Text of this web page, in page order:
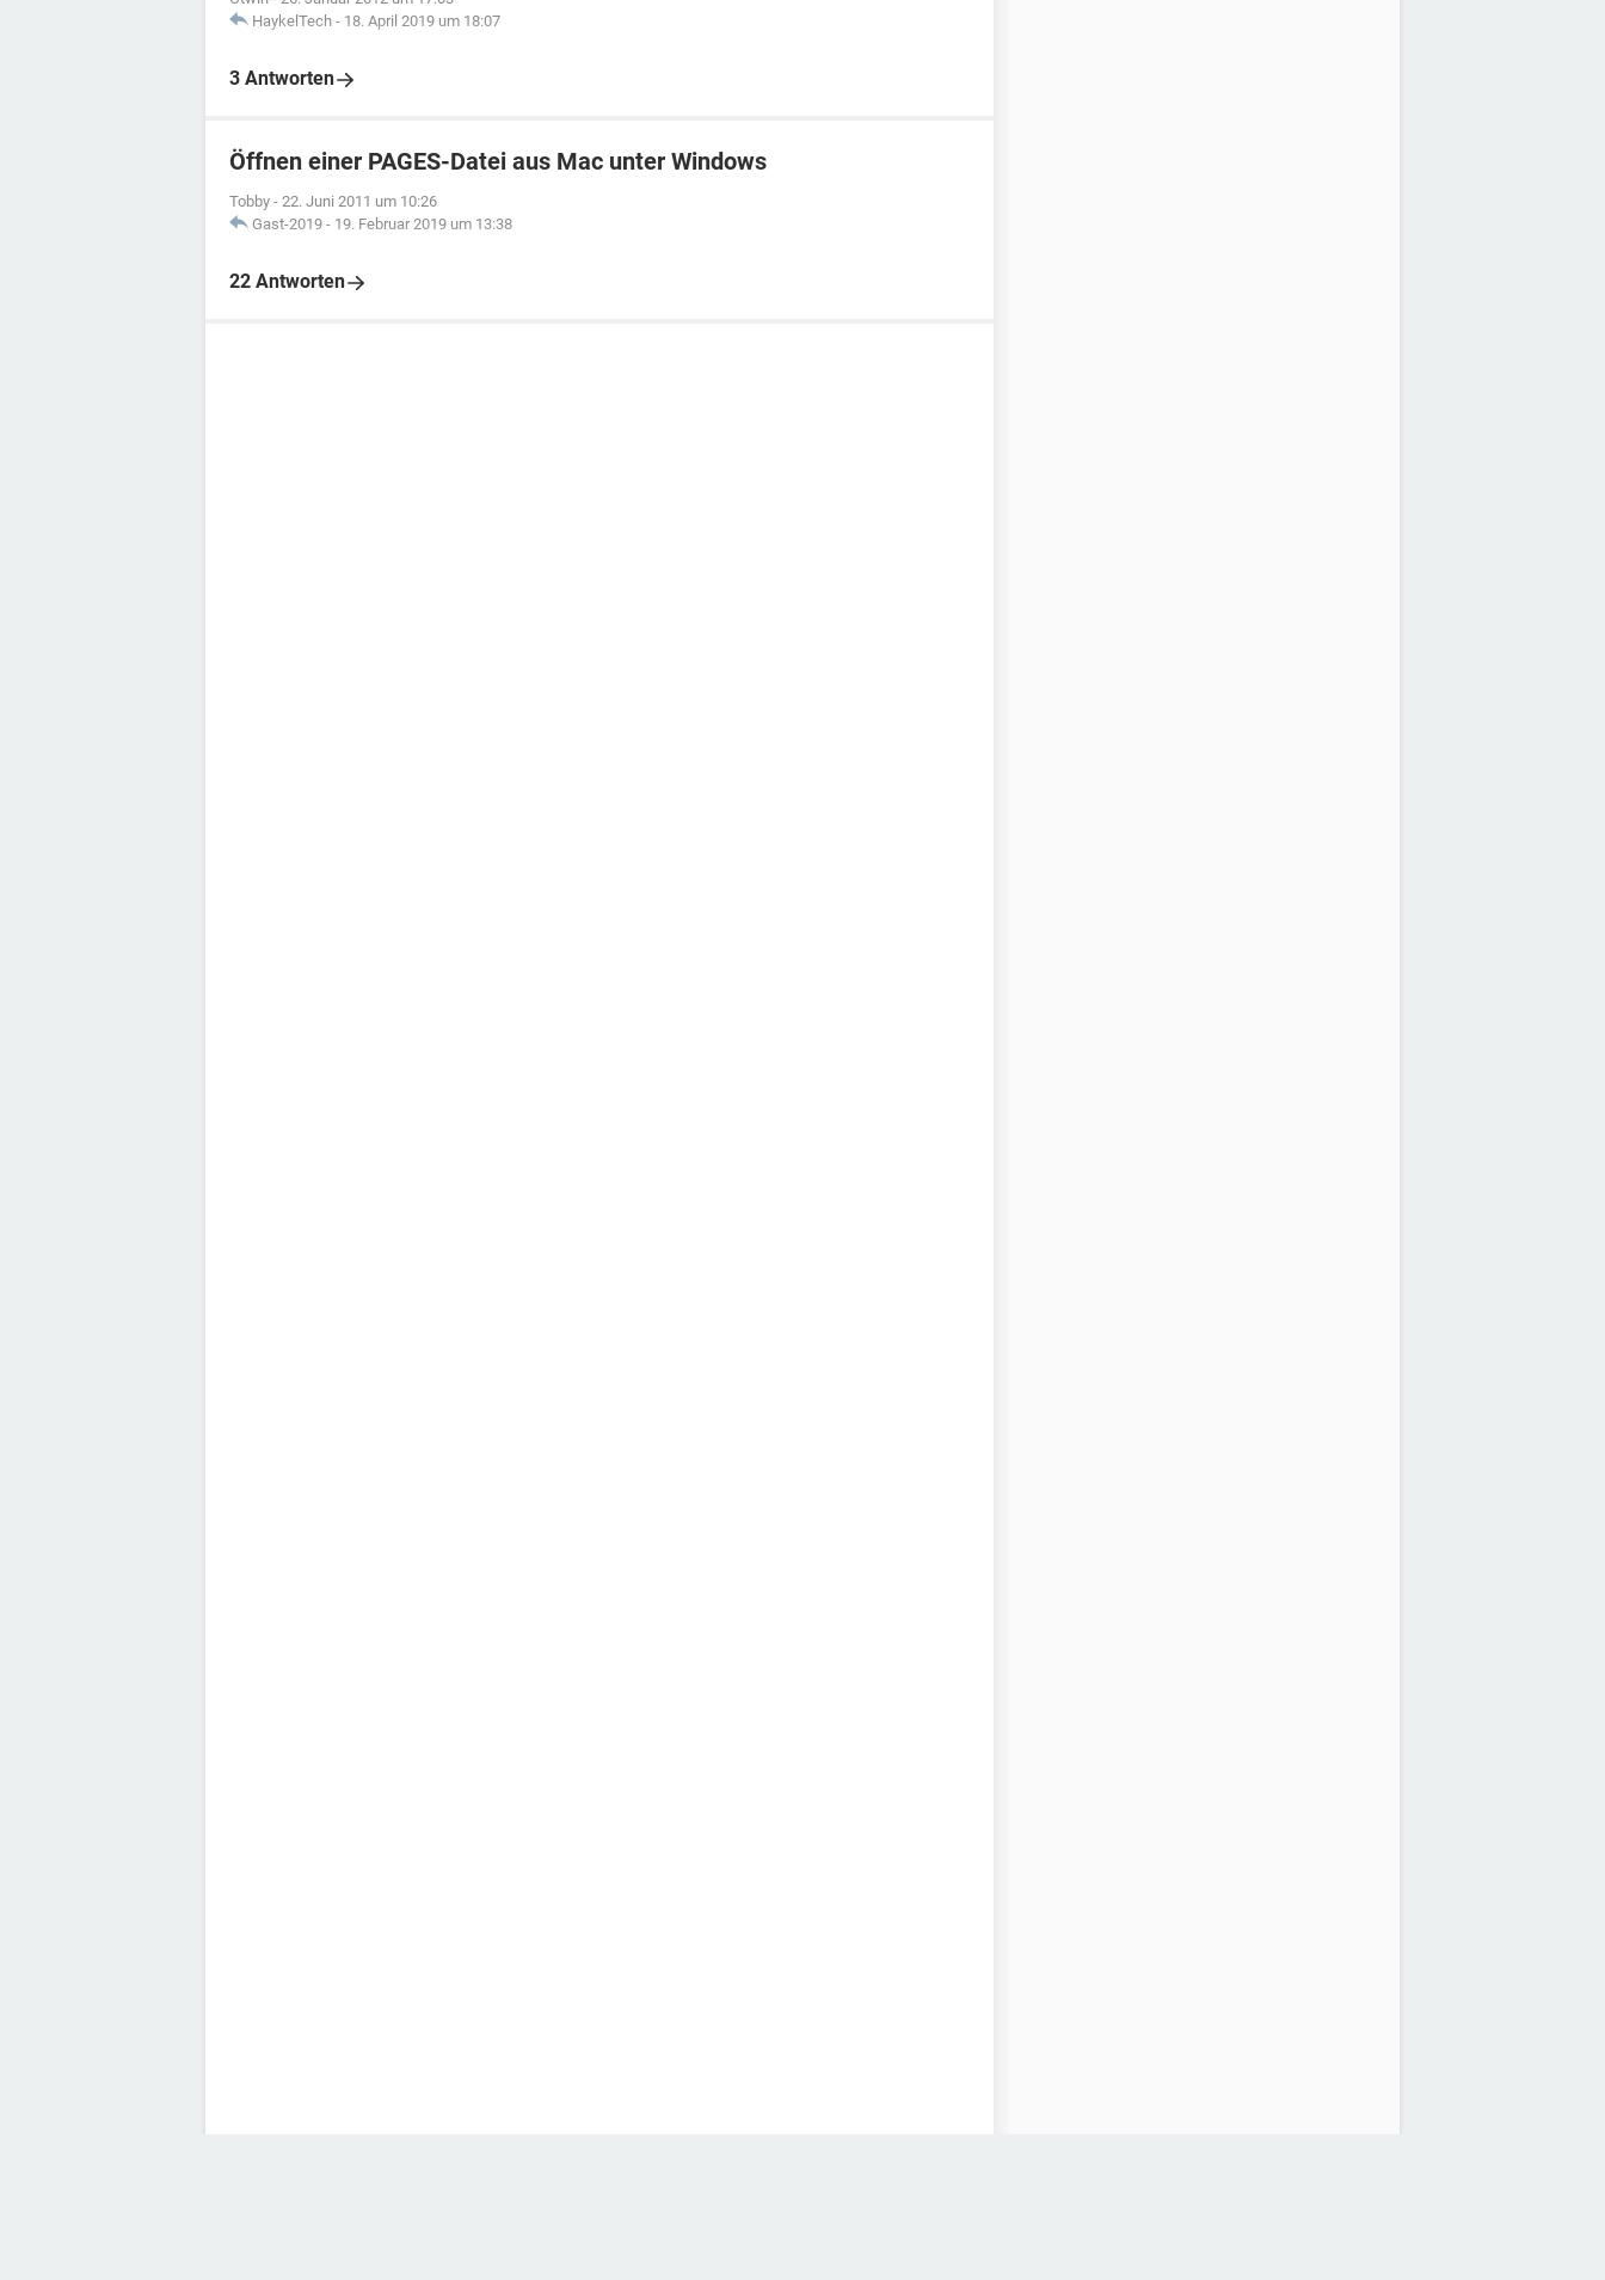
HaykelTech - 18. April 2019 um 18:07
3 Antworten
Öffnen einer PAGES-Datei aus Mac unter Windows
Tobby - 22. Juni 2011 um 10:26
Gast-2019 - 19. Februar 2019 um 13:38
22 Antworten